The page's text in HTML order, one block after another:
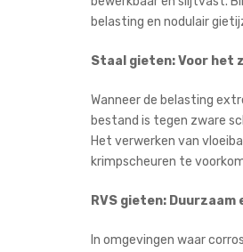
belasting en nodulair
Staal gieten: Voor het
Wanneer de belasting
bestand is tegen zware
Het verwerken van
krimpscheuren te
RVS gieten: Duurzaam
In omgevingen waar